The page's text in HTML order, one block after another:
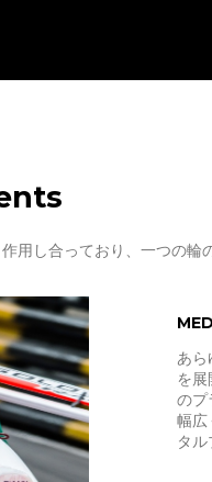
し合っており、一つの輪
あら
を
のプ
幅広
タル